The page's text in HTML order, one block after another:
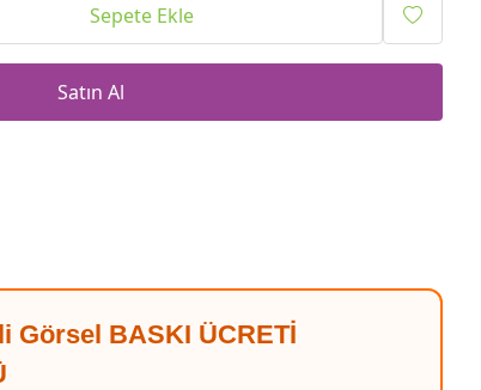
Sepete Ekle
Satın Al
Görsel BASKI ÜCRETİ